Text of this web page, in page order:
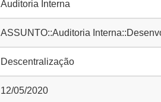
Auditoria Interna
ASSUNTO::Auditoria
Descentralização
12/05/2020